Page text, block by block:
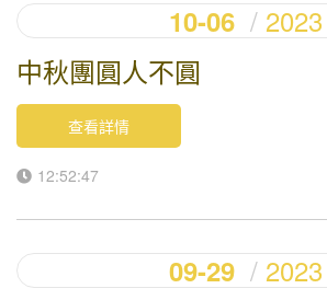
10-06
2023
中秋團圓人不圓
查看詳情
12:52:47
09-29
2023